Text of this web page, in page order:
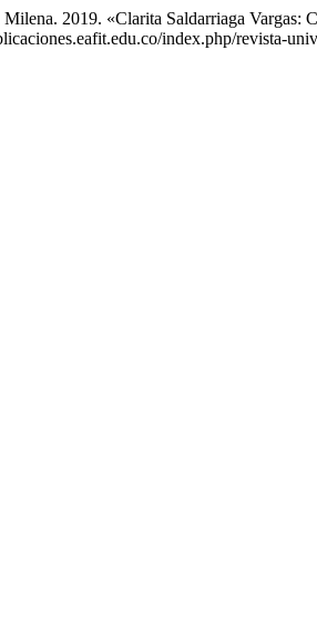
2019. «Clarita Saldarriaga Vargas:
index.php/revista-